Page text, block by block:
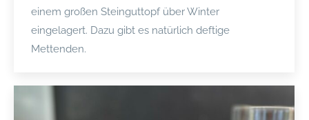
einem großen Steinguttopf über Winter
eingelagert. Dazu gibt es natürlich deftige
Mettenden.